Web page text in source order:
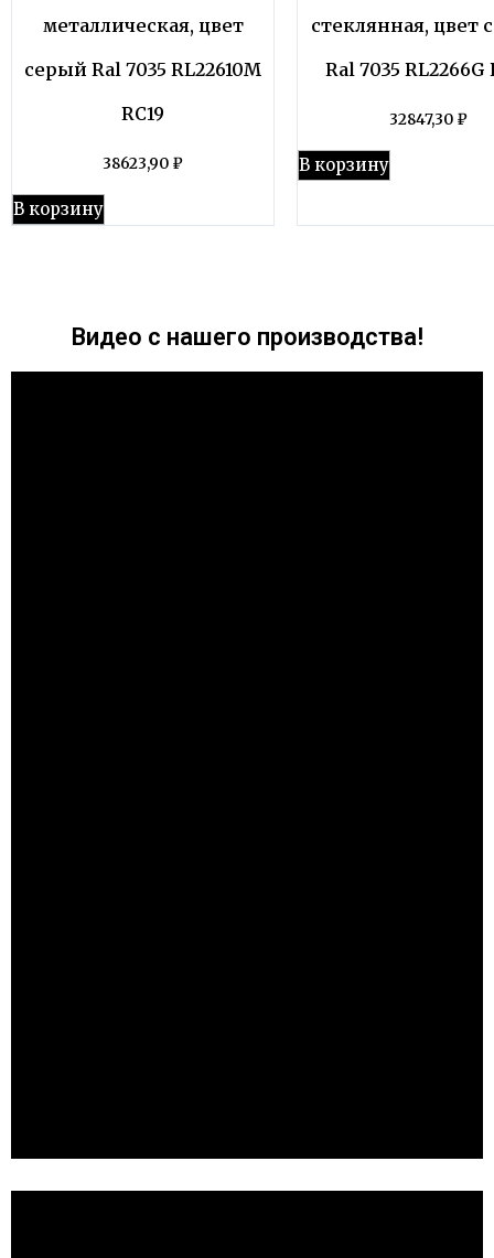
металлическая, цвет
серый Ral 7035 RL22610M
RC19
38623,90 ₽
В корзину
стеклянная, цвет
Ral 7035 RL2266G
32847,30 ₽
В корзину
Видео с нашего производства!